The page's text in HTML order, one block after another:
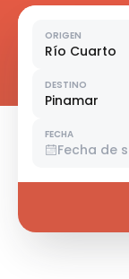
ORIGEN
Río Cuarto
DESTINO
Pinamar
FECHA
Fecha de